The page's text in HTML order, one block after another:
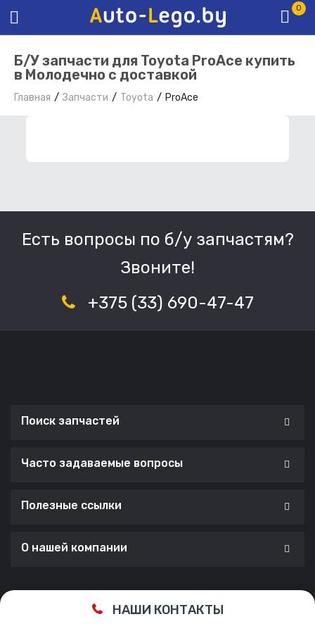
0
Б/У запчасти для Toyota ProAce купить
в Молодечно с доставкой
Главная Запчасти Toyota ProAce
Есть вопросы по б/у запчастям?
Звоните!
+375 (33) 690-47-47
Поиск запчастей
Часто задаваемые вопросы
Полезные ссылки
О нашей компании
Сделано с ❤️ вCherry Lab Agency
НАШИ КОНТАКТЫ